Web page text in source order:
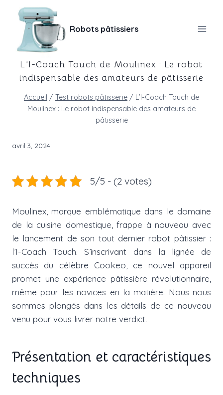
contenu
Robots pâtissiers
L’I-Coach Touch de Moulinex : Le robot
indispensable des amateurs de pâtisserie
Accueil / Test robots pâtisserie / L’I-Coach Touch de
Moulinex : Le robot indispensable des amateurs de
pâtisserie
avril 3, 2024
5/5 - (2 votes)
Moulinex, marque emblématique dans le domaine
de la cuisine domestique, frappe à nouveau avec
le lancement de son tout dernier robot pâtissier :
l’I-Coach Touch. S’inscrivant dans la lignée de
succès du célèbre Cookeo, ce nouvel appareil
promet une expérience pâtissière révolutionnaire,
même pour les novices en la matière. Nous nous
sommes plongés dans les détails de ce nouveau
venu pour vous livrer notre verdict.
Présentation et caractéristiques
techniques